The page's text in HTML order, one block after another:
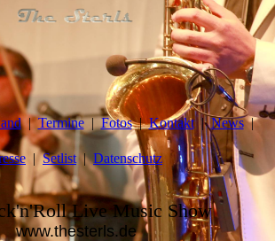
Termine Fotos Kontakt News
Setlist Datenschutz
Live Music Show
www.thesterls.de